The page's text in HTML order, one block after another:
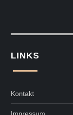
LINKS
Kontakt
Impressum